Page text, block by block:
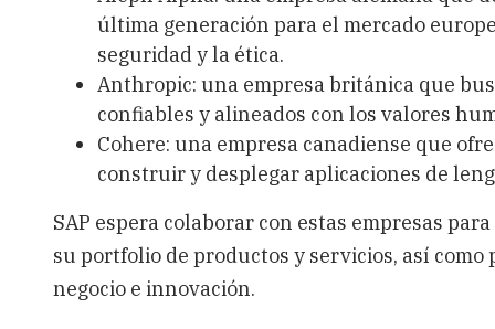
última generación para el mercado
seguridad y la ética.
Anthropic: una empresa británica que
confiables y alineados con los valores
Cohere: una empresa canadiense que
construir y desplegar aplicaciones de
SAP espera colaborar con estas empresas
su portfolio de productos y servicios, así
negocio e innovación.